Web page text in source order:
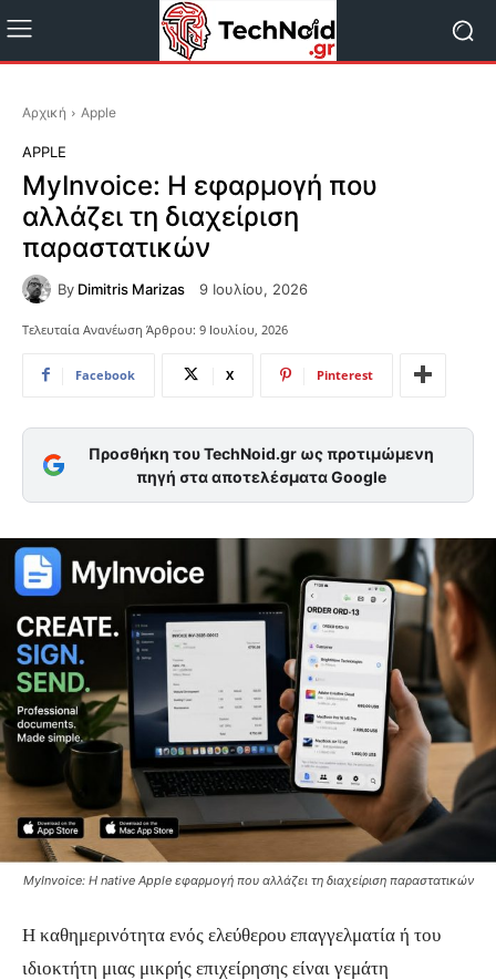
Αρχική Apple
APPLE
MyInvoice: Η εφαρμογή που
αλλάζει τη διαχείριση
παραστατικών
By Dimitris Marizas 9 Ιουλίου, 2026
Τελευταία Ανανέωση Άρθρου: 9 Ιουλίου, 2026
Facebook X Pinterest
Προσθήκη του TechNoid.gr ως προτιμώμενη
πηγή στα αποτελέσματα Google
MyInvoice: Η native Apple εφαρμογή που αλλάζει τη διαχείριση παραστατικών
Η καθημερινότητα ενός ελεύθερου επαγγελματία ή του
ιδιοκτήτη μιας μικρής επιχείρησης είναι γεμάτη